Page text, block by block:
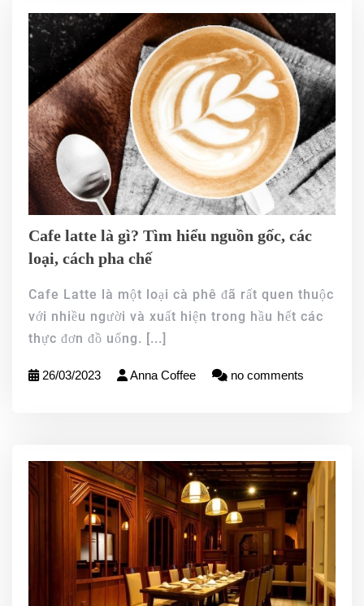
Cafe latte là gì? Tìm hiểu nguồn gốc, các
loại, cách pha chế
Cafe Latte là một loại cà phê đã rất quen thuộc
với nhiều người và xuất hiện trong hầu hết các
thực đơn đồ uống. [...]
26/03/2023 Anna Coffee no comments